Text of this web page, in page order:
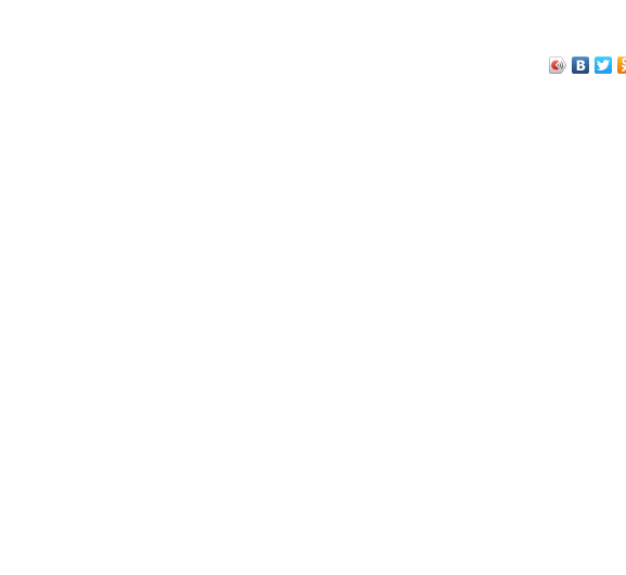
первом чтении проекта федерального
закона о федеральном бюджете на